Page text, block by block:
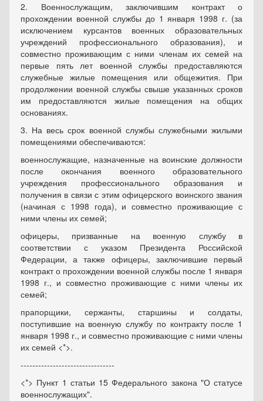
2. Военнослужащим, заключившим контракт о
прохождении военной службы до 1 января 1998 г. (за
исключением курсантов военных образовательных
учреждений профессионального образования), и
совместно проживающим с ними членам их семей на
первые пять лет военной службы предоставляются
служебные жилые помещения или общежития. При
продолжении военной службы свыше указанных сроков
им предоставляются жилые помещения на общих
основаниях.
3. На весь срок военной службы служебными жилыми
помещениями обеспечиваются:
военнослужащие, назначенные на воинские должности
после окончания военного образовательного
учреждения профессионального образования и
получения в связи с этим офицерского воинского звания
(начиная с 1998 года), и совместно проживающие с
ними члены их семей;
офицеры, призванные на военную службу в
соответствии с указом Президента Российской
Федерации, а также офицеры, заключившие первый
контракт о прохождении военной службы после 1 января
1998 г., и совместно проживающие с ними члены их
семей;
прапорщики, сержанты, старшины и солдаты,
поступившие на военную службу по контракту после 1
января 1998 г., и совместно проживающие с ними члены
их семей <*>.
--------------------------------
<*> Пункт 1 статьи 15 Федерального закона "О статусе
военнослужащих".